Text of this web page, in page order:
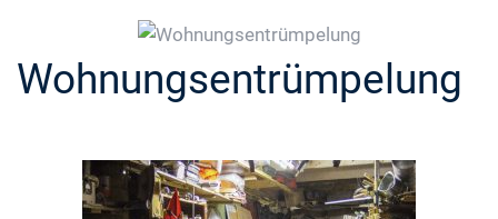
Wohnungsentrümpelung